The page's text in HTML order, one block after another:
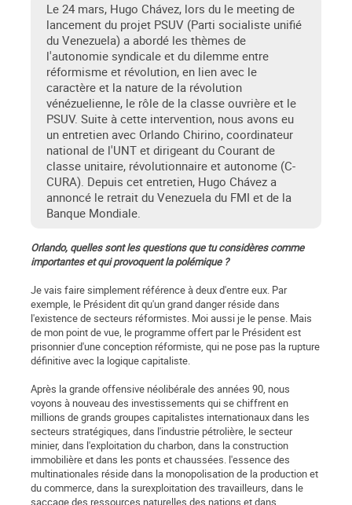
Le 24 mars, Hugo Chávez, lors du le meeting de
lancement du projet PSUV (Parti socialiste unifié
du Venezuela) a abordé les thèmes de
l'autonomie syndicale et du dilemme entre
réformisme et révolution, en lien avec le
caractère et la nature de la révolution
vénézuelienne, le rôle de la classe ouvrière et le
PSUV. Suite à cette intervention, nous avons eu
un entretien avec Orlando Chirino, coordinateur
national de l'UNT et dirigeant du Courant de
classe unitaire, révolutionnaire et autonome (C-
CURA). Depuis cet entretien, Hugo Chávez a
annoncé le retrait du Venezuela du FMI et de la
Banque Mondiale.
Orlando, quelles sont les questions que tu considères comme
importantes et qui provoquent la polé­mique ?
Je vais faire simplement référence à deux d'entre eux. Par
exemple, le Président dit qu'un grand danger réside dans
l'existence de secteurs réformistes. Moi aussi je le pense. Mais
de mon point de vue, le programme offert par le Président est
prisonnier d'une conception réformiste, qui ne pose pas la rupture
définitive avec la logique capitaliste.
Après la grande offensive néolibérale des années 90, nous
voyons à nouveau des investissements qui se chiffrent en
millions de grands groupes capitalistes internationaux dans les
secteurs stratégiques, dans l'industrie pétrolière, le secteur
minier, dans l'exploitation du charbon, dans la construction
immobilière et dans les ponts et chaussées. l'essence des
multinationales réside dans la monopolisation de la production et
du commerce, dans la surexploitation des travailleurs, dans le
saccage des ressources naturelles des nations et dans